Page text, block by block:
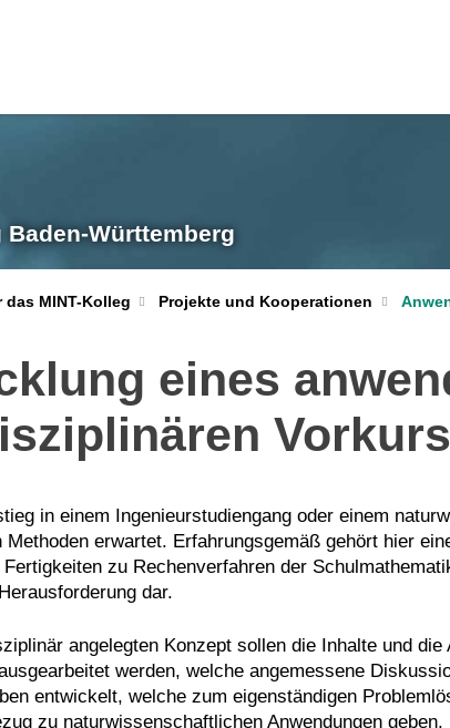
Baden-Württemberg
das MINT-Kolleg Projekte und Kooperationen
eines
in einem Ingenieurstudiengang oder einem
Methoden erwartet. Erfahrungsgemäß gehört hier
zu Rechenverfahren der
dar.
angelegten Konzept sollen die Inhalte und
werden, welche angemessene
entwickelt, welche zum eigenständigen
zu naturwissenschaftlichen Anwendungen geben.